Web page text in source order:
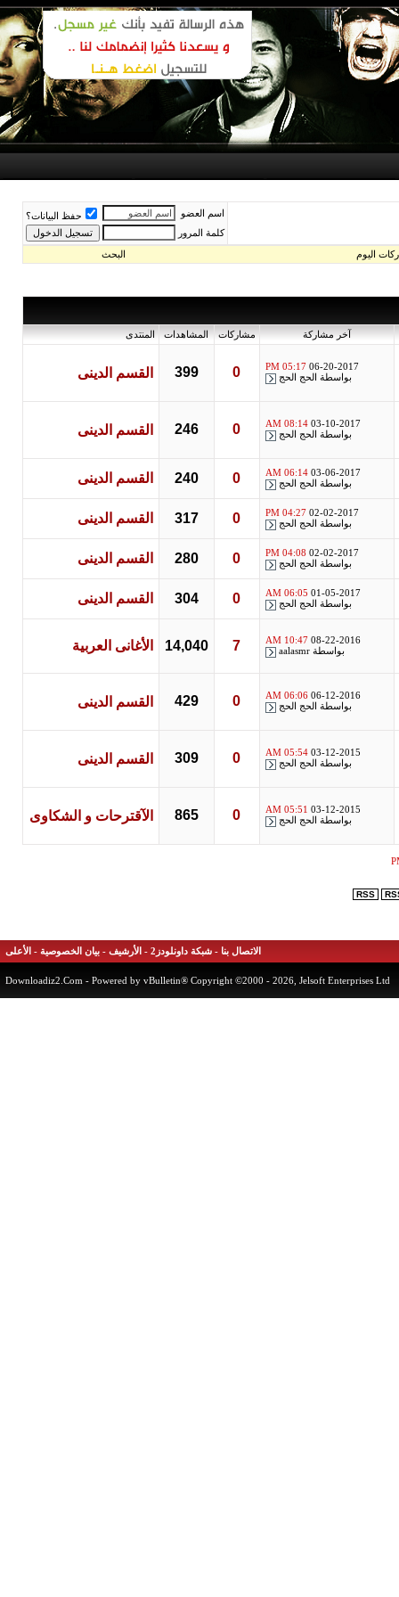
اسم العضو
حفظ البيانات؟
كلمة المرور
البحث
آخر مشاركة مشاركات المشاهدات المنتدى
06-20-2017
05:17 PM
بواسطةالحج الحج 399 القسم الدينى
03-10-2017
08:14 AM
بواسطةالحج الحج 246 القسم الدينى
03-06-2017
06:14 AM
بواسطةالحج الحج 240 القسم الدينى
02-02-2017
04:27 PM
بواسطةالحج الحج 317 القسم الدينى
02-02-2017
04:08 PM
بواسطةالحج الحج 280 القسم الدينى
01-05-2017
06:05 AM
بواسطةالحج الحج 304 القسم الدينى
08-22-2016
10:47 AM
بواسطةaalasmr
14,040 الأغانى العربية
06-12-2016
06:06 AM
بواسطةالحج الحج 429 القسم الدينى
03-12-2015
05:54 AM
بواسطةالحج الحج 309 القسم الدينى
03-12-2015
05:51 AM
بواسطةالحج الحج 865 الآقترحات و الشكاوى
RSS
الاتصال بنا - شبكة داونلودز2 -الأرشيف-بيان الخصوصية-الأعلى
Downloadiz2.Com- Powered by vBulletin® Copyright ©2000 - 2026, Jelsoft Enterprises